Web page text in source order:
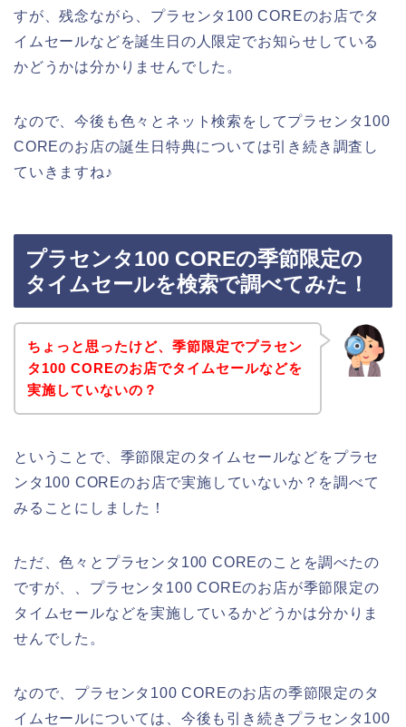
すが、残念ながら、プラセンタ100 COREのお店でタ
イムセールなどを誕生日の人限定でお知らせしている
かどうかは分かりませんでした。
なので、今後も色々とネット検索をしてプラセンタ100
COREのお店の誕生日特典については引き続き調査し
ていきますね♪
プラセンタ100 COREの季節限定の
タイムセールを検索で調べてみた！
ちょっと思ったけど、季節限定でプラセン
タ100 COREのお店でタイムセールなどを
実施していないの？
ということで、季節限定のタイムセールなどをプラセ
ンタ100 COREのお店で実施していないか？を調べて
みることにしました！
ただ、色々とプラセンタ100 COREのことを調べたの
ですが、、プラセンタ100 COREのお店が季節限定の
タイムセールなどを実施しているかどうかは分かりま
せんでした。
なので、プラセンタ100 COREのお店の季節限定のタ
イムセールについては、今後も引き続きプラセンタ100